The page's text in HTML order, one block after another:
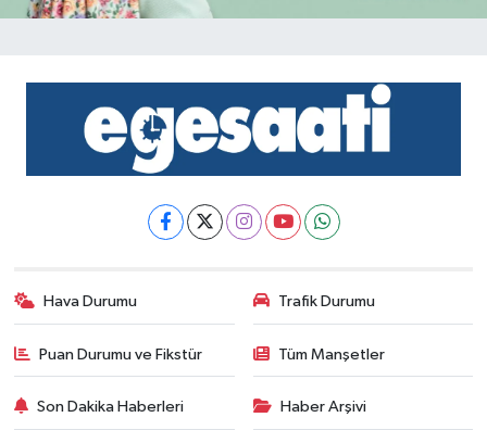
Hava Durumu Trafik Durumu
Puan Durumu ve Fikstür Tüm Manşetler
Son Dakika Haberleri Haber Arşivi